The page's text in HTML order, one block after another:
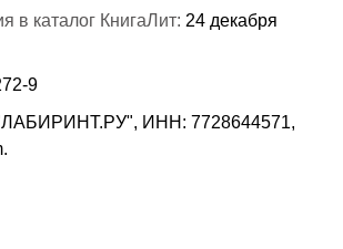
в каталог КнигаЛит: 24 декабря
9
ИНН: 7728644571,